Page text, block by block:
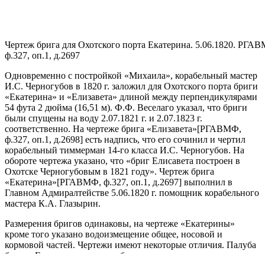
Чертеж брига для Охотского порта Екатерина. 5.06.1820.
ф.327, оп.1, д.2697
Одновременно с постройкой «Михаила», корабельный мастер
И.С. Черногубов в 1820 г. заложил для Охотского порта бриги
«Екатерина» и «Елизавета» длиной между перпендикулярами
54 фута 2 дюйма (16,51 м). Ф.Ф. Веселаго указал, что бриги
были спущены на воду 2.07.1821 г. и 2.07.1823 г.
соответственно. На чертеже брига «Елизавета»[РГАВМФ,
ф.327, оп.1, д.2698] есть надпись, что его сочинил и чертил
корабельный тиммерман 14-го класса И.С. Черногубов. На
обороте чертежа указано, что «бриг Елисавета построен в
Охотске Черногубовым в 1821 году». Чертеж брига
«Екатерина»[РГАВМФ, ф.327, оп.1, д.2697] выполнил в
Главном Адмиралтействе 5.06.1820 г. помощник корабельного
мастера К.А. Глазырин.
Размерения бригов одинаковы, на чертеже «Екатерины»
кроме того указано водоизмещение общее, носовой и
кормовой частей. Чертежи имеют некоторые отличия. Палуба